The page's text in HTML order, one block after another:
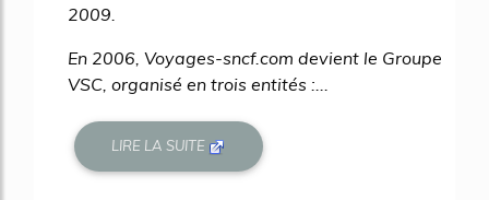
2009.
En 2006, Voyages-sncf.com devient le Groupe
VSC, organisé en trois entités :...
LIRE LA SUITE